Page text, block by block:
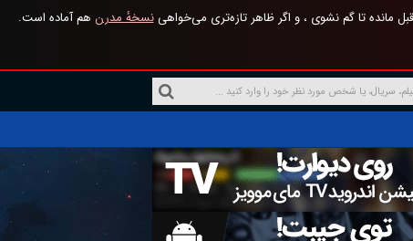
مانده تا گم نشوی ، و اگر ظاهر تازه‌تری می‌خواهینسخهٔ مدرن هم آماده است.